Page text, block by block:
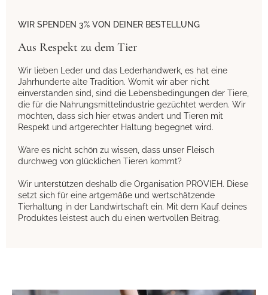
WIR SPENDEN 3% VON DEINER BESTELLUNG
Aus Respekt zu dem Tier
Wir lieben Leder und das Lederhandwerk, es hat eine
Jahrhunderte alte Tradition. Womit wir aber nicht
einverstanden sind, sind die Lebensbedingungen der Tiere,
die für die Nahrungsmittelindustrie gezüchtet werden. Wir
möchten, dass sich hier etwas ändert und Tieren mit
Respekt und artgerechter Haltung begegnet wird.
Wäre es nicht schön zu wissen, dass unser Fleisch
durchweg von glücklichen Tieren kommt?
Wir unterstützen deshalb die Organisation PROVIEH. Diese
setzt sich für eine artgemäße und wertschätzende
Tierhaltung in der Landwirtschaft ein. Mit dem Kauf deines
Produktes leistest auch du einen wertvollen Beitrag.